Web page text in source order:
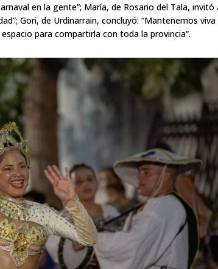
en la gente”; María, de Rosario del Tala, invitó
Gori, de Urdinarrain, concluyó: “Mantenemos viva
para compartirla con toda la provincia”.